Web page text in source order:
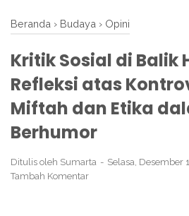
Beranda › Budaya › Opini
Kritik Sosial di Balik
Refleksi atas
Miftah dan Etika
Berhumor
Ditulis oleh Sumarta
Selasa, Desember
Tambah Komentar